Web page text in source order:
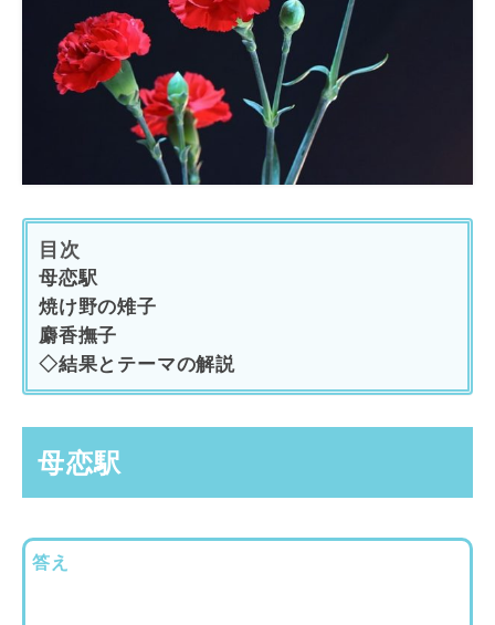
目次
母恋駅
焼け野の雉子
麝香撫子
◇結果とテーマの解説
母恋駅
答え